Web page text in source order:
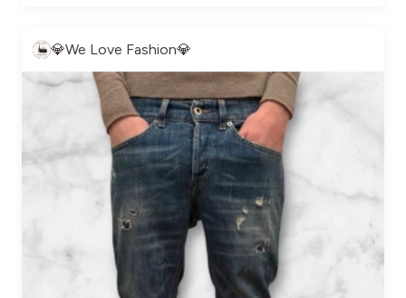
💎We Love Fashion💎